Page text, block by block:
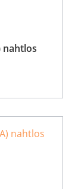
nahtlos